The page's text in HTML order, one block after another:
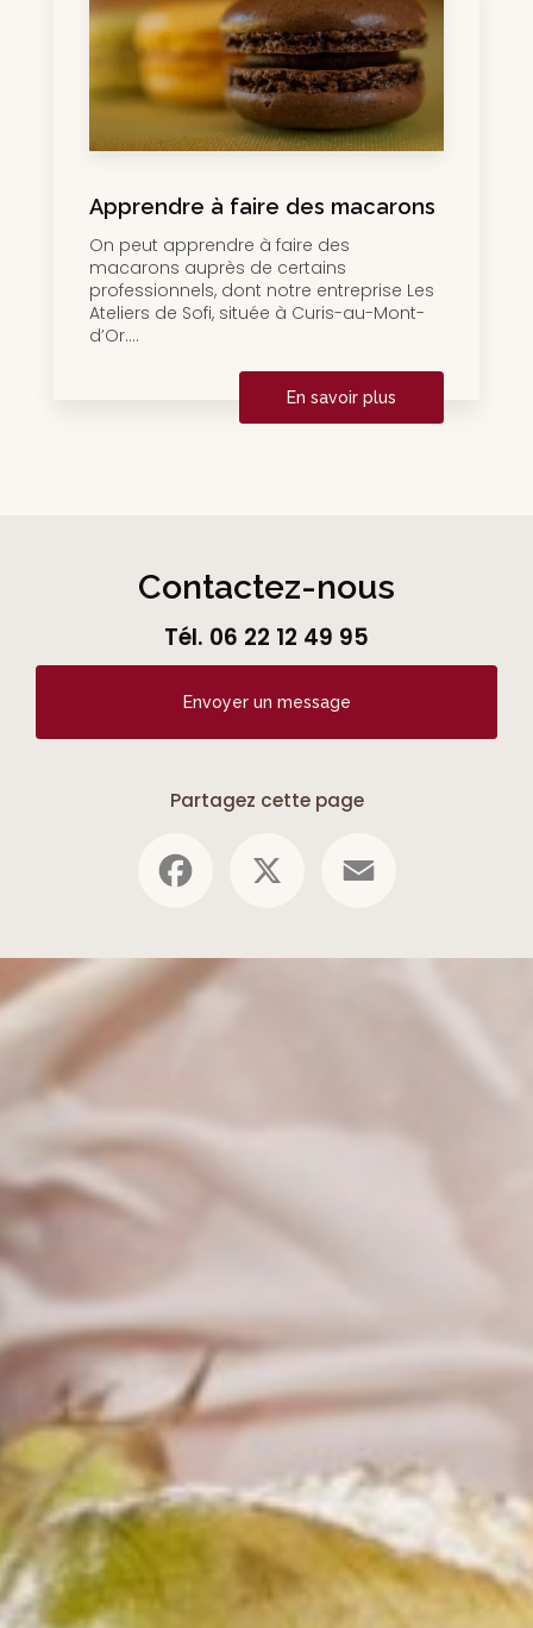
Apprendre à faire des macarons
On peut apprendre à faire des
macarons auprès de certains
professionnels, dont notre entreprise Les
Ateliers de Sofi, située à Curis-au-Mont-
d’Or....
En savoir plus
Contactez-nous
Tél. 06 22 12 49 95
Envoyer un message
Partagez cette page